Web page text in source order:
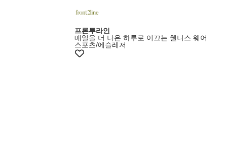
프론투라인
매일을 더 나은 하루로 이끄는 웰니스 웨어
스포츠/에슬레저